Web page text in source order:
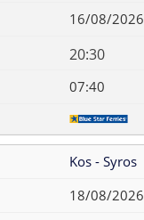
16/08/2026
20:30
07:40
Kos - Syros
18/08/2026